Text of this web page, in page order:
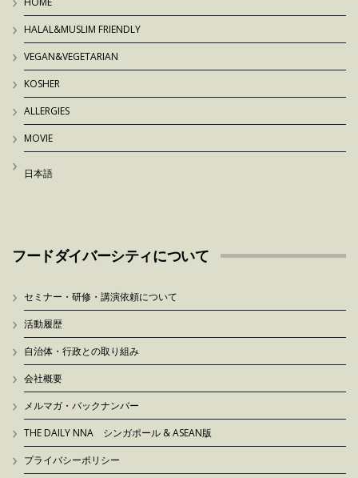
HALAL&MUSLIM FRIENDLY
VEGAN&VEGETARIAN
KOSHER
ALLERGIES
MOVIE
日本語
フードダイバーシティについて
セミナー・研修・講演依頼について
活動履歴
自治体・行政との取り組み
会社概要
メルマガ・バックナンバー
THE DAILY NNA シンガポール & ASEAN版
プライバシーポリシー